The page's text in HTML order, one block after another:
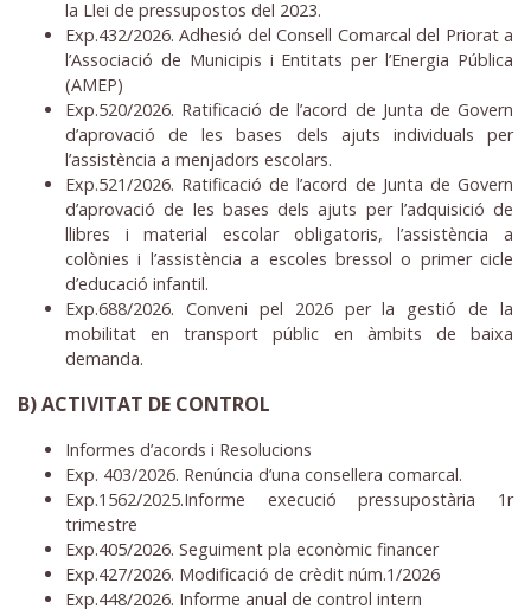
la Llei de pressupostos del 2023.
Exp.432/2026. Adhesió del Consell Comarcal del Priorat a
l’Associació de Municipis i Entitats per l’Energia Pública
(AMEP)
Exp.520/2026. Ratificació de l’acord de Junta de Govern
d’aprovació de les bases dels ajuts individuals per
l’assistència a menjadors escolars.
Exp.521/2026. Ratificació de l’acord de Junta de Govern
d’aprovació de les bases dels ajuts per l’adquisició de
llibres i material escolar obligatoris, l’assistència a
colònies i l’assistència a escoles bressol o primer cicle
d’educació infantil.
Exp.688/2026. Conveni pel 2026 per la gestió de la
mobilitat en transport públic en àmbits de baixa
demanda.
B) ACTIVITAT DE CONTROL
Informes d’acords i Resolucions
Exp. 403/2026. Renúncia d’una consellera comarcal.
Exp.1562/2025.Informe execució pressupostària 1r
trimestre
Exp.405/2026. Seguiment pla econòmic financer
Exp.427/2026. Modificació de crèdit núm.1/2026
Exp.448/2026. Informe anual de control intern